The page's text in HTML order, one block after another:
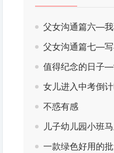
父女沟通篇六—我
父女沟通篇七—
值得纪念的日子
女儿进入中考倒
不惑有感
儿子幼儿园小班
一款绿色好用的